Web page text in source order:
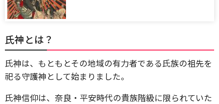
氏神とは？
氏神は、もともとその地域の有力者である氏族の祖先を
祀る守護神として始まりました。
氏神信仰は、奈良・平安時代の貴族階級に限られていた